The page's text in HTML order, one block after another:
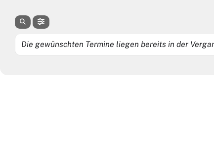
Die gewünschten Termine liegen bereits in der